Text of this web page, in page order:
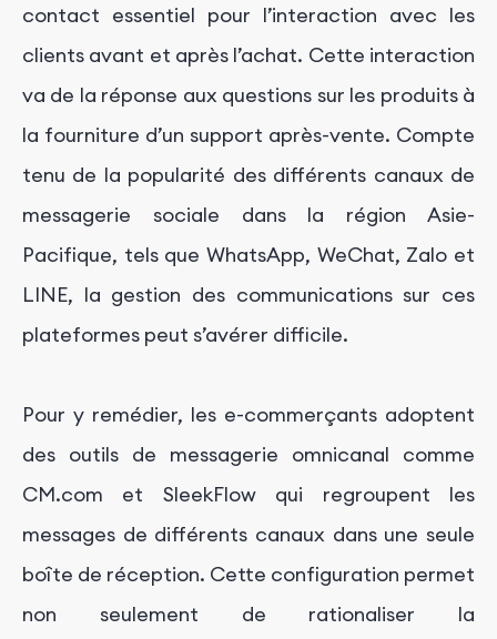
contact essentiel pour l’interaction avec les
clients avant et après l’achat. Cette interaction
va de la réponse aux questions sur les produits à
la fourniture d’un support après-vente. Compte
tenu de la popularité des différents canaux de
messagerie sociale dans la région Asie-
Pacifique, tels que WhatsApp, WeChat, Zalo et
LINE, la gestion des communications sur ces
plateformes peut s’avérer difficile.
Pour y remédier, les e-commerçants adoptent
des outils de messagerie omnicanal comme
CM.com et SleekFlow qui regroupent les
messages de différents canaux dans une seule
boîte de réception. Cette configuration permet
non seulement de rationaliser la